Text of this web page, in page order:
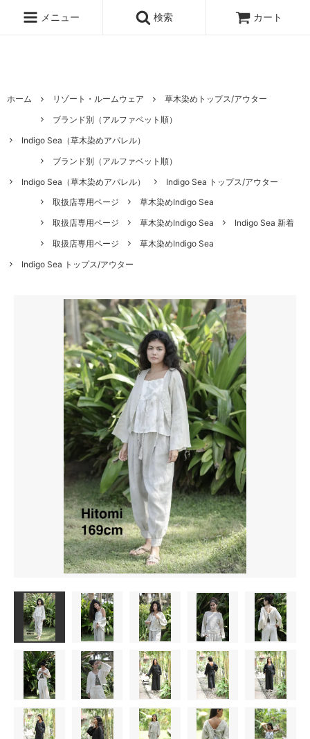
ノンケミカル日焼け止め、オーガニックコスメのオンライン通販ショッ
メニュー 検索 カート
ホーム リゾート・ルームウェア
草木染めトップス/アウター
ブランド別（アルファベット順）
Indigo Sea（草木染めアパレル）
ブランド別（アルファベット順）
Indigo Sea（草木染めアパレル）
Indigo Sea トップス/アウター
取扱店専用ページ
草木染めIndigo Sea
取扱店専用ページ
草木染めIndigo Sea
Indigo Sea 新着
取扱店専用ページ
草木染めIndigo Sea
Indigo Sea トップス/アウター